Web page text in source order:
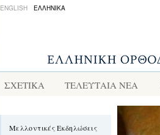
ENGLISH ΕΛΛΗΝΙΚΑ
ΣΧΕΤΙΚΑ ΤΕΛΕΥΤΑΙΑ ΝΕΑ
Μελλοντικές Εκδηλώσεις